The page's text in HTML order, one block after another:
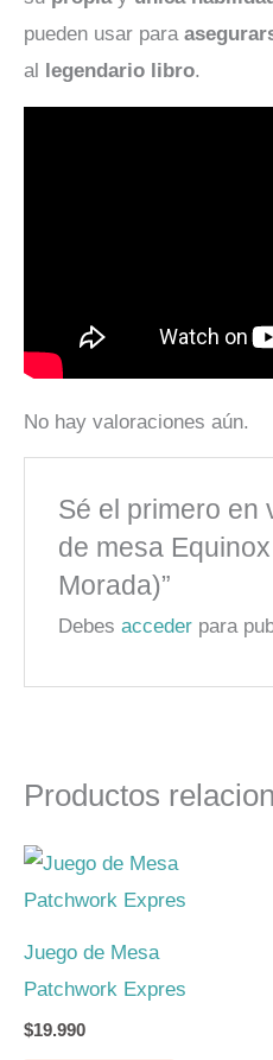
pueden usar para
al
legendario libro.
No hay valoraciones aún.
Sé el primero en
de mesa
Morada)”
Debesacceder para
Productos
Juego de Mesa
Patchwork Expres
$19.990